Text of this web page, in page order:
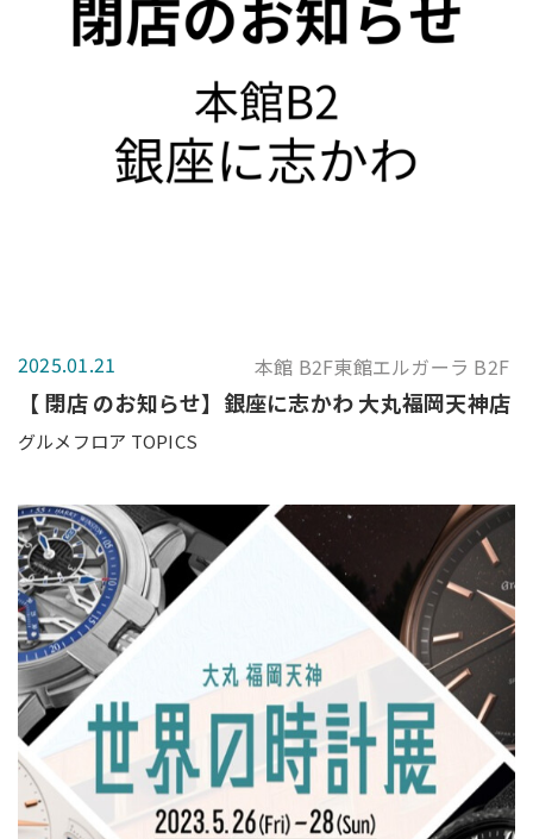
2025.01.21 本館 B2F東館エルガーラ B2F
【 閉店 のお知らせ】銀座に志かわ 大丸福岡天神店
グルメフロア TOPICS